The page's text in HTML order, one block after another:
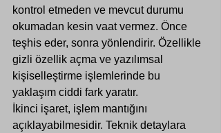
kontrol etmeden ve mevcut durumu
okumadan kesin vaat vermez. Önce
teşhis eder, sonra yönlendirir. Özellikle
gizli özellik açma ve yazılımsal
kişiselleştirme işlemlerinde bu
yaklaşım ciddi fark yaratır.
İkinci işaret, işlem mantığını
açıklayabilmesidir. Teknik detaylara